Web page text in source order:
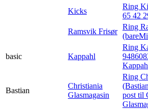
Kicks
Ring
65 42
Ramsvik Frisør
Ring
basic Kappahl
Ring
Bastian
Christiania
Glasmagasin
Ring
post til